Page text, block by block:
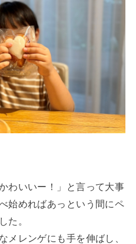
わいいー！」と言って大事
始めればあっという間にペ
た。
メレンゲにも手を伸ばし、